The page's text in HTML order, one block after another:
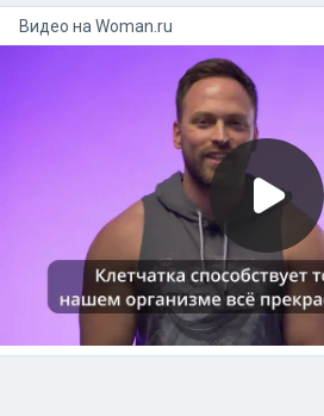
Видео на woman.ru